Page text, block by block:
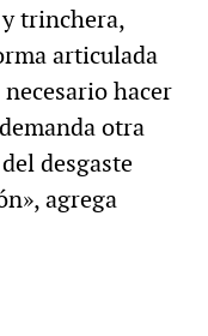
trinchera,
articulada
hacer
otra
desgaste
agrega